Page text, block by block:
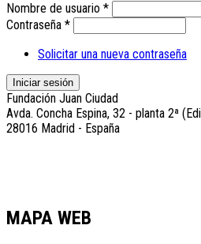
Nombre de usuario *
Contraseña *
Solicitar una nueva contraseña
Fundación Juan Ciudad
Avda. Concha Espina, 32 - planta 2ª
28016 Madrid - España
MAPA WEB